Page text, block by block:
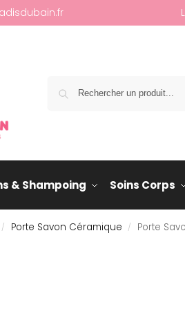
& Shampoing Soins Corps
/ Porte Savon Céramique / Porte